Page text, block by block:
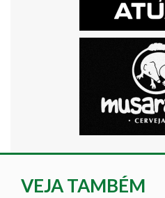
VEJA TAMBÉM